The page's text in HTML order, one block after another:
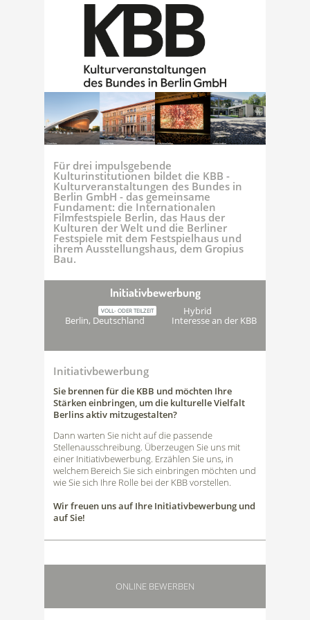
Für drei impulsgebende
Kulturinstitutionen bildet die KBB -
Kulturveranstaltungen des Bundes in
Berlin GmbH - das gemeinsame
Fundament: die Internationalen
Filmfestspiele Berlin, das Haus der
Kulturen der Welt und die Berliner
Festspiele mit dem Festspielhaus und
ihrem Ausstellungshaus, dem Gropius
Bau.
Initiativbewerbung
VOLL- ODER TEILZEIT Hybrid
Berlin, Deutschland Interesse an der KBB
Initiativbewerbung
Sie brennen für die KBB und möchten Ihre
Stärken einbringen, um die kulturelle Vielfalt
Berlins aktiv mitzugestalten?
Dann warten Sie nicht auf die passende
Stellenausschreibung. Überzeugen Sie uns mit
einer Initiativbewerbung. Erzählen Sie uns, in
welchem Bereich Sie sich einbringen möchten und
wie Sie sich Ihre Rolle bei der KBB vorstellen.
Wir freuen uns auf Ihre Initiativbewerbung und
auf Sie!
ONLINE BEWERBEN